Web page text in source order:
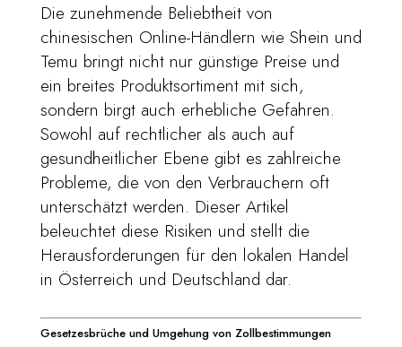
Die zunehmende Beliebtheit von
chinesischen Online-Händlern wie Shein und
Temu bringt nicht nur günstige Preise und
ein breites Produktsortiment mit sich,
sondern birgt auch erhebliche Gefahren.
Sowohl auf rechtlicher als auch auf
gesundheitlicher Ebene gibt es zahlreiche
Probleme, die von den Verbrauchern oft
unterschätzt werden. Dieser Artikel
beleuchtet diese Risiken und stellt die
Herausforderungen für den lokalen Handel
in Österreich und Deutschland dar.
Gesetzesbrüche und Umgehung von Zollbestimmungen